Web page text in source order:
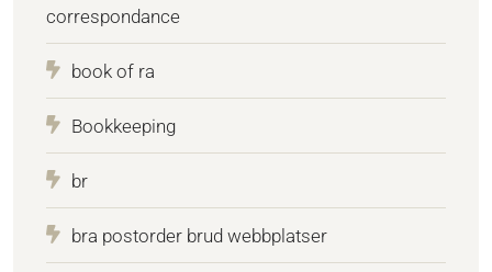
correspondance
book of ra
Bookkeeping
br
bra postorder brud webbplatser